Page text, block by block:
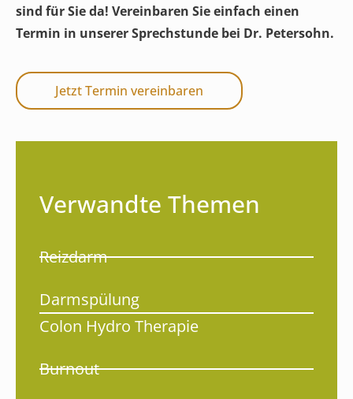
sind für Sie da! Vereinbaren Sie einfach einen
Termin in unserer Sprechstunde bei Dr. Petersohn.
Jetzt Termin vereinbaren
Verwandte Themen
Reizdarm
Darmspülung
Colon Hydro Therapie
Burnout